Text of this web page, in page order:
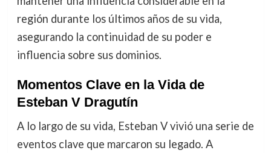
región durante los últimos años de su vida,
asegurando la continuidad de su poder e
influencia sobre sus dominios.
Momentos Clave en la Vida de
Esteban V Dragutín
A lo largo de su vida, Esteban V vivió una serie de
eventos clave que marcaron su legado. A